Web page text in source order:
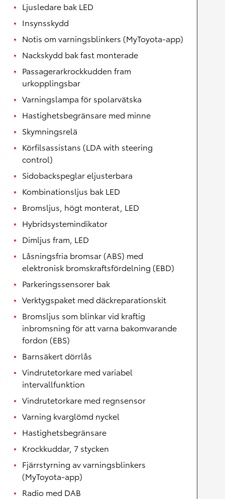
Ljusledare bak LED
Insynsskydd
Notis om varningsblinkers (MyToyota-app)
Nackskydd bak fast monterade
Passagerarkrockkudden fram
urkopplingsbar
Varningslampa för spolarvätska
Hastighetsbegränsare med minne
Skymningsrelä
Körfilsassistans (LDA with steering
control)
Sidobackspeglar eljusterbara
Kombinationsljus bak LED
Bromsljus, högt monterat, LED
Hybridsystemindikator
Dimljus fram, LED
Låsningsfria bromsar (ABS) med
elektronisk bromskraftsfördelning (EBD)
Parkeringssensorer bak
Verktygspaket med däckreparationskit
Bromsljus som blinkar vid kraftig
inbromsning för att varna bakomvarande
fordon (EBS)
Barnsäkert dörrlås
Vindrutetorkare med variabel
intervallfunktion
Vindrutetorkare med regnsensor
Varning kvarglömd nyckel
Hastighetsbegränsare
Krockkuddar, 7 stycken
Fjärrstyrning av varningsblinkers
(MyToyota-app)
Radio med DAB